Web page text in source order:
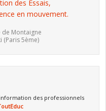
des Essais,
en mouvement.
Montaigne
(Paris 5ème)
des professionnels